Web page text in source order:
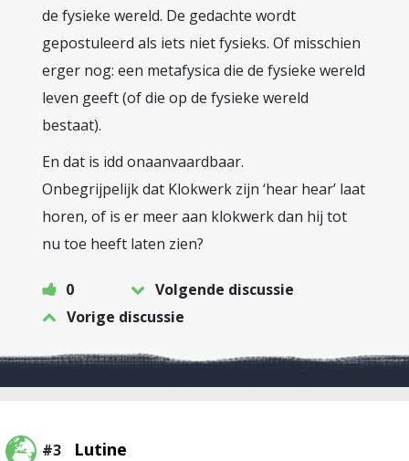
de fysieke wereld. De gedachte wordt
gepostuleerd als iets niet fysieks. Of misschien
erger nog: een metafysica die de fysieke wereld
leven geeft (of die op de fysieke wereld
bestaat).
En dat is idd onaanvaardbaar.
Onbegrijpelijk dat Klokwerk zijn ‘hear hear’ laat
horen, of is er meer aan klokwerk dan hij tot
nu toe heeft laten zien?
0
Volgende discussie
Vorige discussie
#3 Lutine